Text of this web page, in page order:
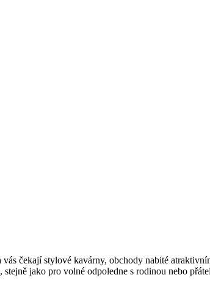
čekají stylové kavárny, obchody nabité
jako pro volné odpoledne s rodinou nebo